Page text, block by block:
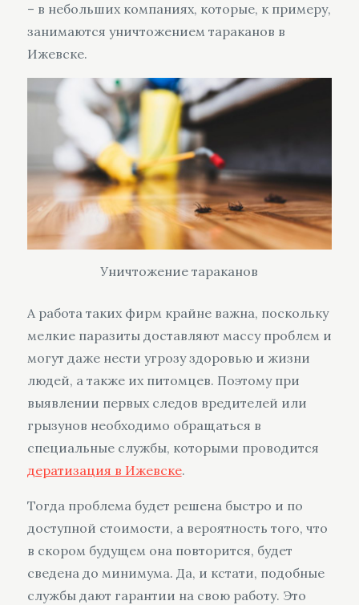
– в небольших компаниях, которые, к примеру,
занимаются уничтожением тараканов в
Ижевске.
Уничтожение тараканов
А работа таких фирм крайне важна, поскольку
мелкие паразиты доставляют массу проблем и
могут даже нести угрозу здоровью и жизни
людей, а также их питомцев. Поэтому при
выявлении первых следов вредителей или
грызунов необходимо обращаться в
специальные службы, которыми проводится
дератизация в Ижевске.
Тогда проблема будет решена быстро и по
доступной стоимости, а вероятность того, что
в скором будущем она повторится, будет
сведена до минимума. Да, и кстати, подобные
службы дают гарантии на свою работу. Это